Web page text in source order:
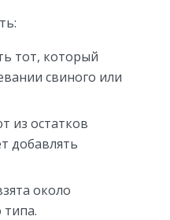
тот, который
свиного или
из остатков
добавлять
около
типа.